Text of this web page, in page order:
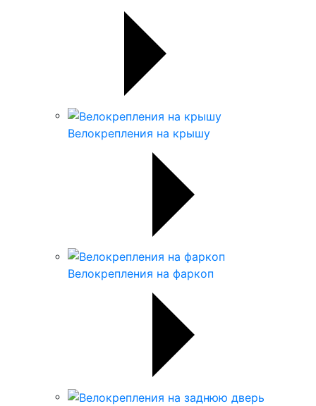
Велокрепления на крышу
Велокрепления на фаркоп